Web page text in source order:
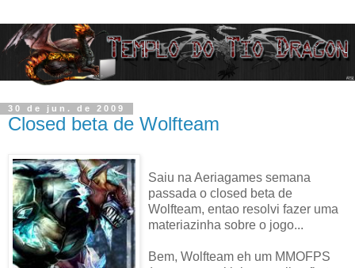
30 de jun. de 2009
Closed beta de Wolfteam
Saiu na Aeriagames semana
passada o closed beta de
Wolfteam, entao resolvi fazer uma
materiazinha sobre o jogo...
Bem, Wolfteam eh um MMOFPS